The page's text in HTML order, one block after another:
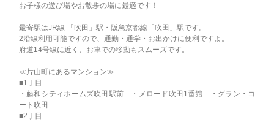
お子様の遊び場やお散歩の場に最適です！
最寄駅はJR線 「吹田」駅・阪急京都線「吹田」駅です。
2沿線利用可能ですので、通勤・通学・お出かけに便利ですよ。
府道14号線に近く、お車での移動もスムーズです。
≪片山町にあるマンション≫
■1丁目
・藤和シティホームズ吹田駅前 ・メロード吹田1番館 ・グラン・コ
ート吹田
■2丁目